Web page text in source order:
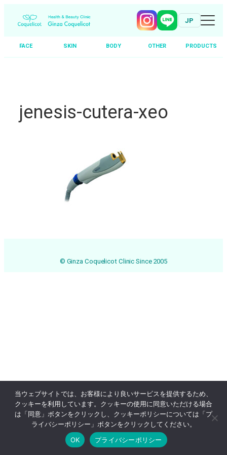
JP
FACE SKIN BODY OTHER PRODUCTS
Online Reservation 03-3569-1233
jenesis-cutera-xeo
© Ginza Coquelicot Clinic Since 2005
当ウェブサイトでは、お客様により良いサービスを提供するため、
クッキーを利用しています。クッキーの使用に同意いただける場合
は「同意」ボタンをクリックし、クッキーポリシーについては「プ
ライバシーポリシー」ボタンをクリックしてください。
OK
プライバシーポリシー